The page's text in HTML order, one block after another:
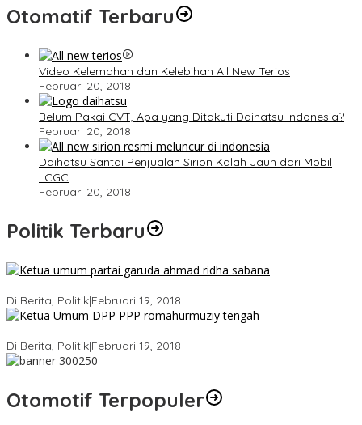
Otomatif Terbaru
Video Kelemahan dan Kelebihan All New Terios
Februari 20, 2018
Belum Pakai CVT, Apa yang Ditakuti Daihatsu Indonesia?
Februari 20, 2018
Daihatsu Santai Penjualan Sirion Kalah Jauh dari Mobil
LCGC
Februari 20, 2018
Politik Terbaru
Di Berita, Politik|Februari 19, 2018
Di Berita, Politik|Februari 19, 2018
Otomotif Terpopuler